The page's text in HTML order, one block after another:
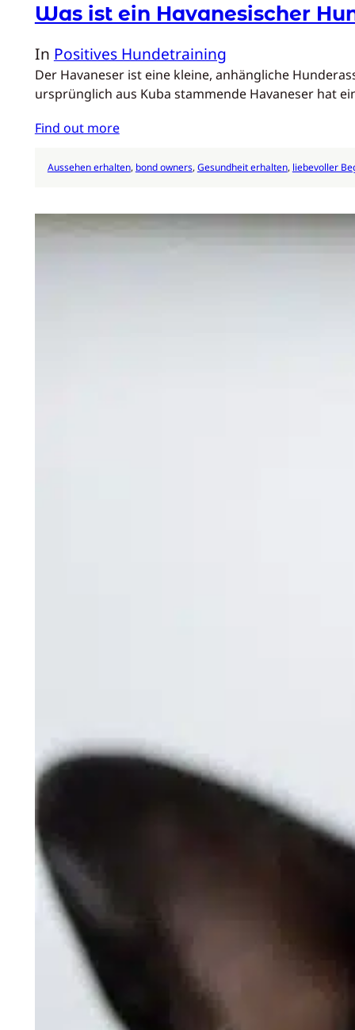
Was ist ein Havanesischer
In Positives Hundetraining
Der Havaneser ist eine kleine, anhängliche
ursprünglich aus Kuba stammende Havaneser hat
Find out more
Aussehen erhalten, bond owners, Gesundheit erhalten, liebevoller